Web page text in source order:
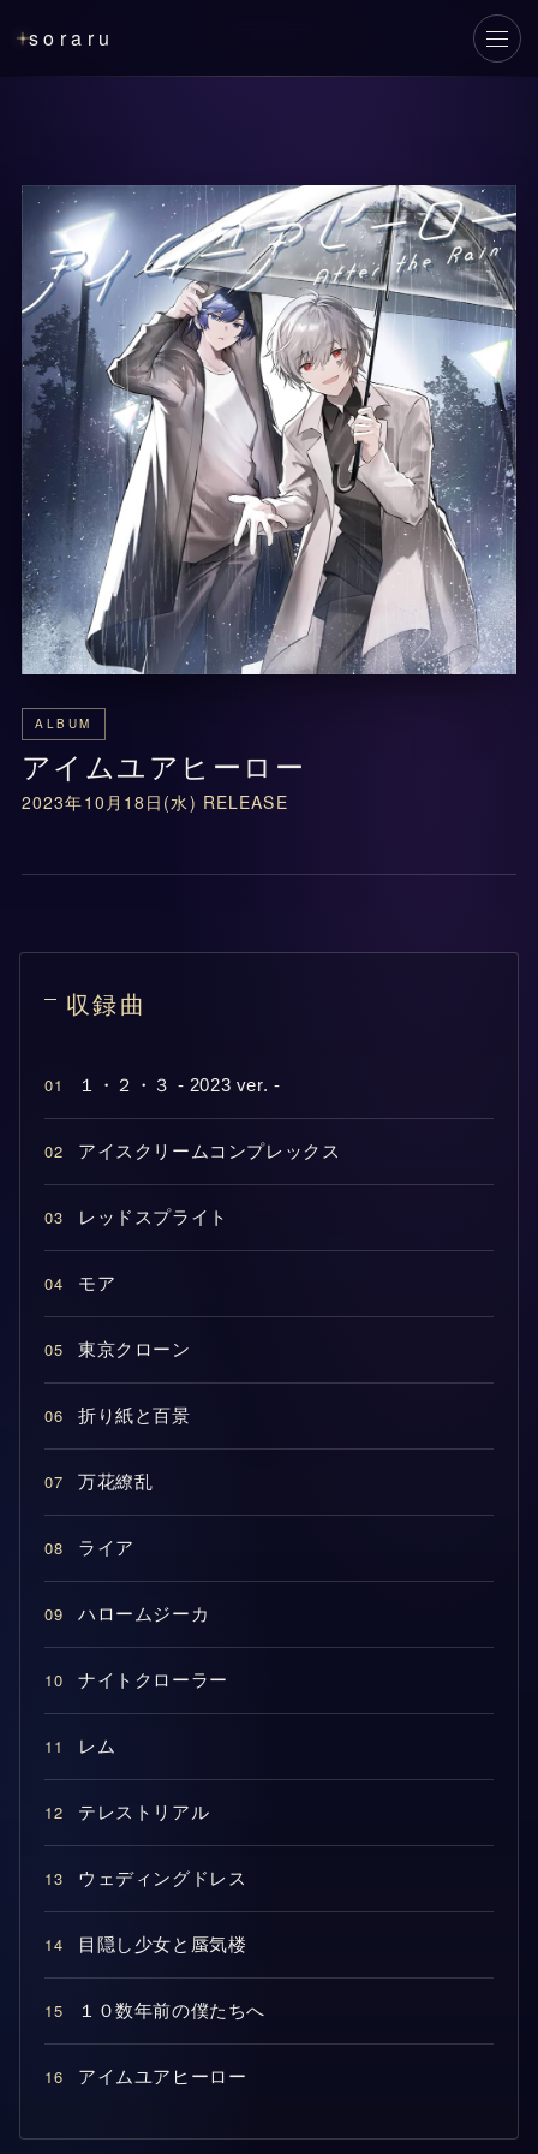
soraru
メニ
ALBUM
アイムユアヒーロー
2023年10月18日(水) RELEASE
収録曲
01 １・２・３ - 2023 ver. -
02 アイスクリームコンプレックス
03 レッドスプライト
04 モア
05 東京クローン
06 折り紙と百景
07 万花繚乱
08 ライア
09 ハロームジーカ
10 ナイトクローラー
11 レム
12 テレストリアル
13 ウェディングドレス
14 目隠し少女と蜃気楼
15 １０数年前の僕たちへ
16 アイムユアヒーロー